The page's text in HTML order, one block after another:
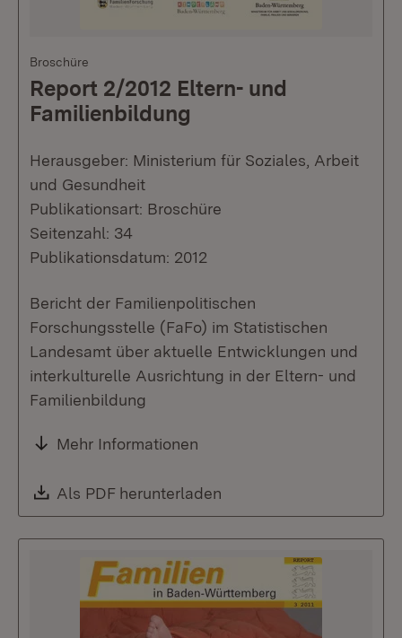
Broschüre
Report 2/2012 Eltern- und
Familienbildung
Herausgeber: Ministerium für Soziales, Arbeit
und Gesundheit
Publikationsart: Broschüre
Seitenzahl: 34
Publikationsdatum: 2012
Bericht der Familienpolitischen
Forschungsstelle (FaFo) im Statistischen
Landesamt über aktuelle Entwicklungen und
interkulturelle Ausrichtung in der Eltern- und
Familienbildung
Mehr Informationen
Download:
Als PDF herunterladen